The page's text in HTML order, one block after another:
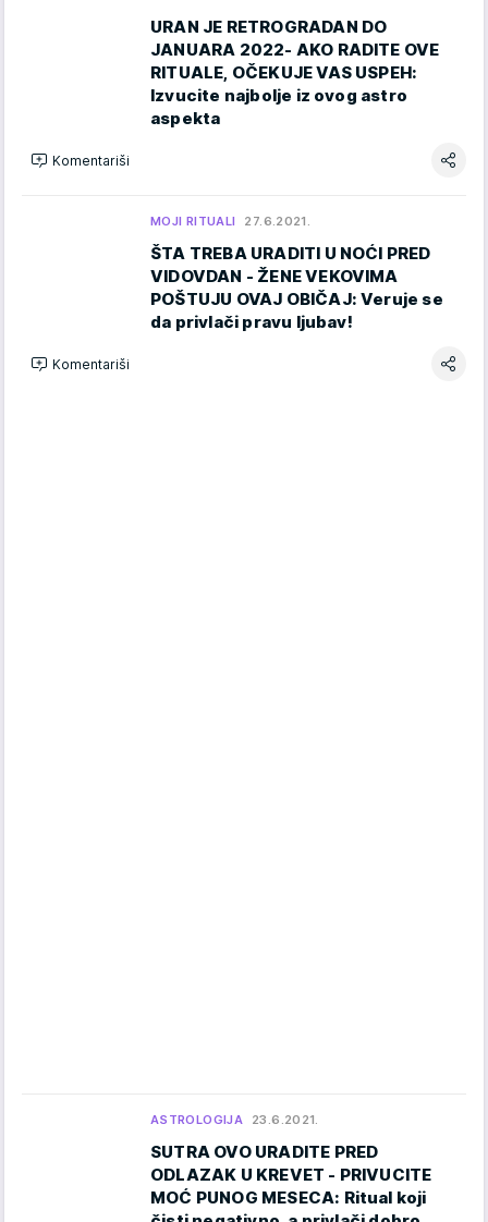
URAN JE RETROGRADAN DO
JANUARA 2022- AKO RADITE OVE
RITUALE, OČEKUJE VAS USPEH:
Izvucite najbolje iz ovog astro
aspekta
Komentariši
MOJI RITUALI 27.6.2021.
ŠTA TREBA URADITI U NOĆI PRED
VIDOVDAN - ŽENE VEKOVIMA
POŠTUJU OVAJ OBIČAJ: Veruje se
da privlači pravu ljubav!
Komentariši
ASTROLOGIJA 23.6.2021.
SUTRA OVO URADITE PRED
ODLAZAK U KREVET - PRIVUCITE
MOĆ PUNOG MESECA: Ritual koji